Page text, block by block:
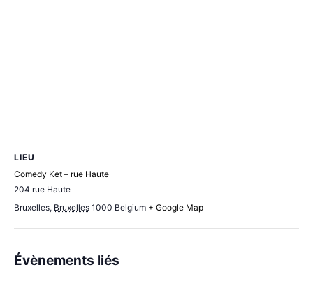
LIEU
Comedy Ket – rue Haute
204 rue Haute
Bruxelles, Bruxelles 1000 Belgium + Google Map
Évènements liés